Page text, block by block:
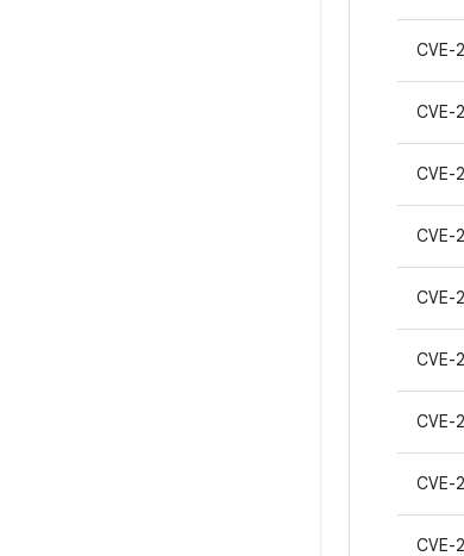
CVE-
CVE-
CVE-
CVE-
CVE-
CVE-
CVE-
CVE-
CVE-